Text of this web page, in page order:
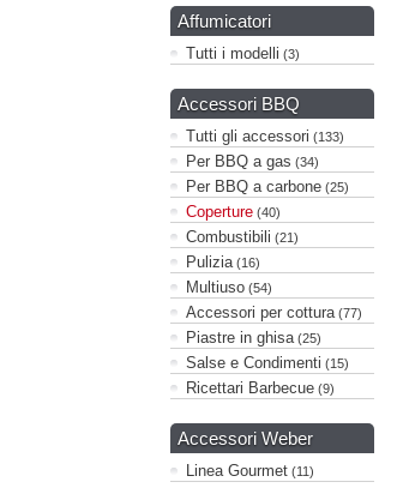
Affumicatori
Tutti i modelli (3)
Accessori BBQ
Tutti gli accessori (133)
Per BBQ a gas (34)
Per BBQ a carbone (25)
Coperture (40)
Combustibili (21)
Pulizia (16)
Multiuso (54)
Accessori per cottura (77)
Piastre in ghisa (25)
Salse e Condimenti (15)
Ricettari Barbecue (9)
Accessori Weber
Linea Gourmet (11)